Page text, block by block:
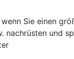
Sie einen
und